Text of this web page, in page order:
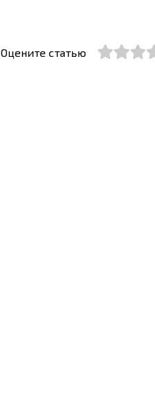
Оцените статью